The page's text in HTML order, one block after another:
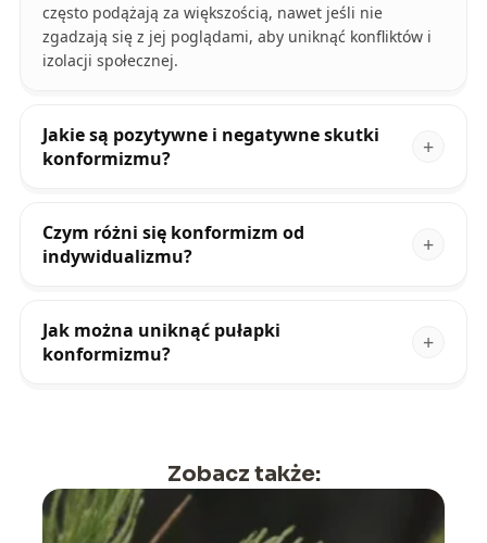
często podążają za większością, nawet jeśli nie
zgadzają się z jej poglądami, aby uniknąć konfliktów i
izolacji społecznej.
Jakie są pozytywne i negatywne skutki
konformizmu?
Czym różni się konformizm od
indywidualizmu?
Jak można uniknąć pułapki
konformizmu?
Zobacz także: